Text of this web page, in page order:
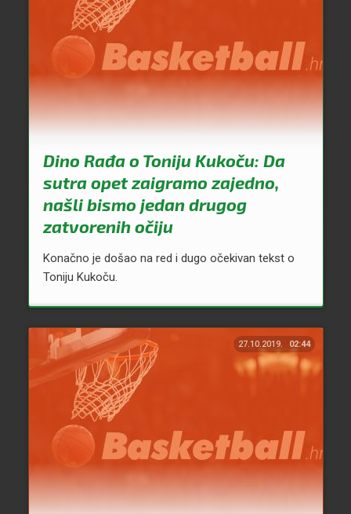
Dino Rađa o Toniju Kukoču: Da
sutra opet zaigramo zajedno,
našli bismo jedan drugog
zatvorenih očiju
Konačno je došao na red i dugo očekivan tekst o
Toniju Kukoču.
27.10.2019. 02:44